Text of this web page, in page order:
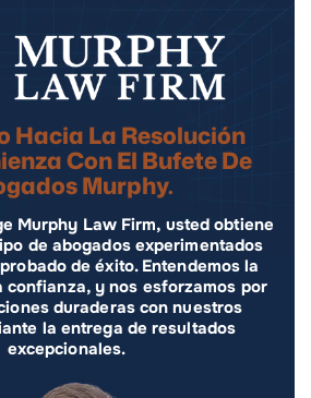
Hacia La Resolución
Con El Bufete De
Murphy.
Murphy Law Firm, usted obtiene
de abogados experimentados
de éxito. Entendemos la
confianza, y nos esforzamos por
duraderas con nuestros
la entrega de resultados
excepcionales.